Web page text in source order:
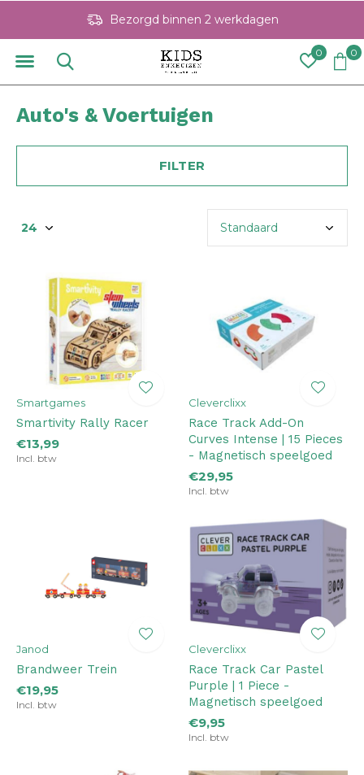
0 0
Bezorgd binnen 2 werkdagen
Auto's & Voertuigen
FILTER
Smartgames
Smartivity Rally Racer
€13,99
Incl. btw
Cleverclixx
Race Track Add-On
Curves Intense | 15 Pieces
- Magnetisch speelgoed
€29,95
Incl. btw
Janod
Brandweer Trein
€19,95
Incl. btw
Cleverclixx
Race Track Car Pastel
Purple | 1 Piece -
Magnetisch speelgoed
€9,95
Incl. btw